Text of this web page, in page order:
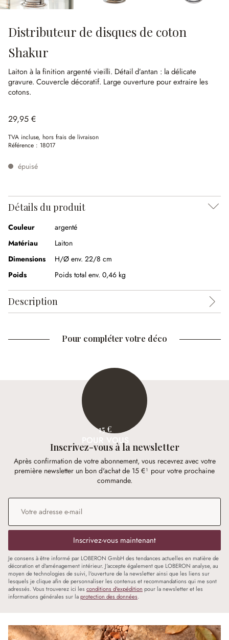
Distributeur de disques de coton
Shakur
Laiton à la finition argenté vieilli. Détail d’antan : la délicate
gravure. Couvercle décoratif. Large ouverture pour extraire les
cotons.
29,95 €
TVA incluse, hors frais de livraison
Référence : 18017
épuisé
Détails du produit
Couleur
argenté
Matériau
Laiton
Dimensions
H/Ø env. 22/8 cm
Poids
Poids total env. 0,46 kg
Description
Pour compléter votre déco
15 €
POUR VOUS
Inscrivez-vous à la newsletter
Après confirmation de votre abonnement, vous recevrez avec votre
première newsletter un bon d'achat de 15 €¹ pour votre prochaine
commande.
Adresse e-mail
Inscrivez-vous maintenant
Je consens à être informé par LOBERON GmbH des tendances actuelles en matière de
décoration et d'aménagement intérieur. J'accepte également que LOBERON analyse, au
moyen de technologies de suivi, l'ouverture de la newsletter ainsi que les liens sur
lesquels je clique afin de personnaliser les contenus et recommandations qui me sont
adressés. Vous trouverez ici les conditions d'expédition pour la newsletter et les
informations générales sur laprotection des données.